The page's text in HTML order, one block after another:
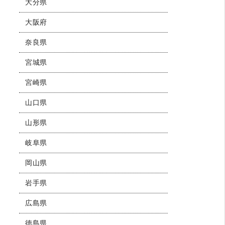
大分県
大阪府
奈良県
宮城県
宮崎県
山口県
山形県
岐阜県
岡山県
岩手県
広島県
徳島県